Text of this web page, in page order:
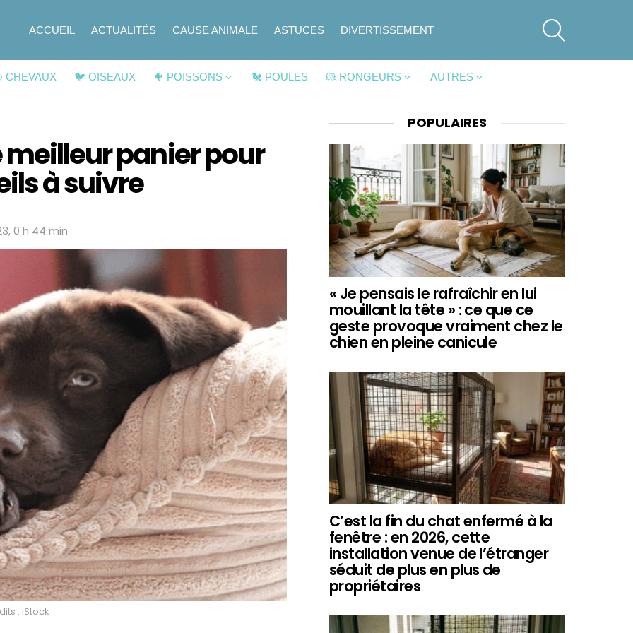
ACCUEIL ACTUALITÉS CAUSE ANIMALE ASTUCES DIVERTISSEMENT
CHEVAUX 🐦 OISEAUX 🐠 POISSONS 🐔 POULES 🐹 RONGEURS AUTRES
panier pour
à suivre
0 h 44 min
: iStock
POPULAIRES
« Je pensais le rafraîchir en lui
mouillant la tête » : ce que ce
geste provoque vraiment chez le
chien en pleine canicule
C’est la fin du chat enfermé à la
fenêtre : en 2026, cette
installation venue de l’étranger
séduit de plus en plus de
propriétaires